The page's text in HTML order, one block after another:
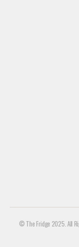
© The Fridge 2025. All